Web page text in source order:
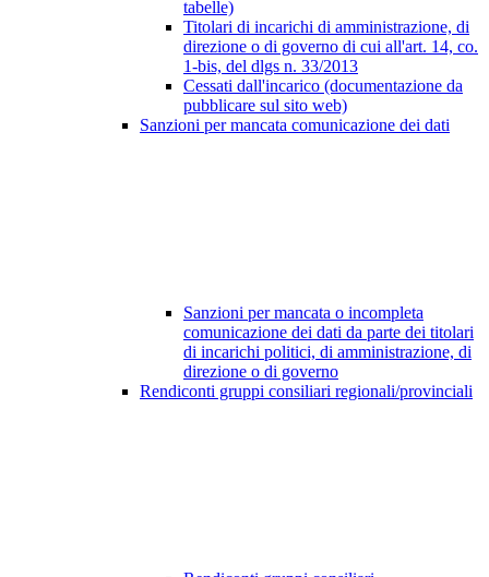
tabelle)
Titolari di incarichi di amministrazione, di
direzione o di governo di cui all'art. 14, co.
1-bis, del dlgs n. 33/2013
Cessati dall'incarico (documentazione da
pubblicare sul sito web)
Sanzioni per mancata comunicazione dei dati
Sanzioni per mancata o incompleta
comunicazione dei dati da parte dei titolari
di incarichi politici, di amministrazione, di
direzione o di governo
Rendiconti gruppi consiliari regionali/provinciali